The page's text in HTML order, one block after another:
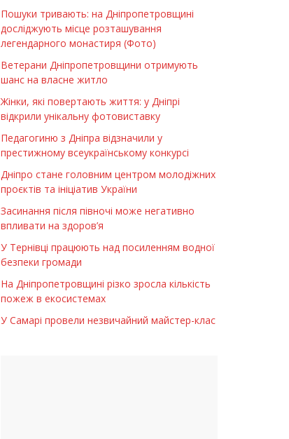
Пошуки тривають: на Дніпропетровщині
досліджують місце розташування
легендарного монастиря (Фото)
Ветерани Дніпропетровщини отримують
шанс на власне житло
Жінки, які повертають життя: у Дніпрі
відкрили унікальну фотовиставку
Педагогиню з Дніпра відзначили у
престижному всеукраїнському конкурсі
Дніпро стане головним центром молодіжних
проєктів та ініціатив України
Засинання після півночі може негативно
впливати на здоров’я
У Тернівці працюють над посиленням водної
безпеки громади
На Дніпропетровщині різко зросла кількість
пожеж в екосистемах
У Самарі провели незвичайний майстер-клас